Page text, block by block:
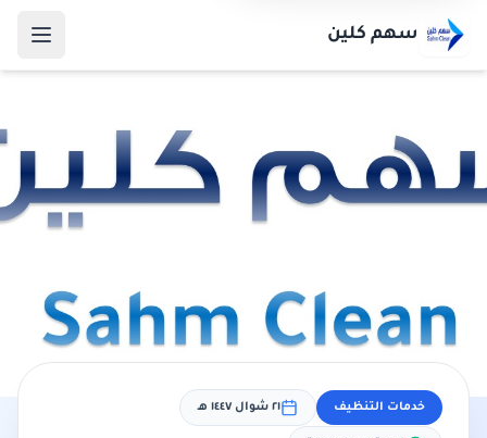
سهم كلين
خدمات التنظيف ٢١ شوال ١٤٤٧ هـ